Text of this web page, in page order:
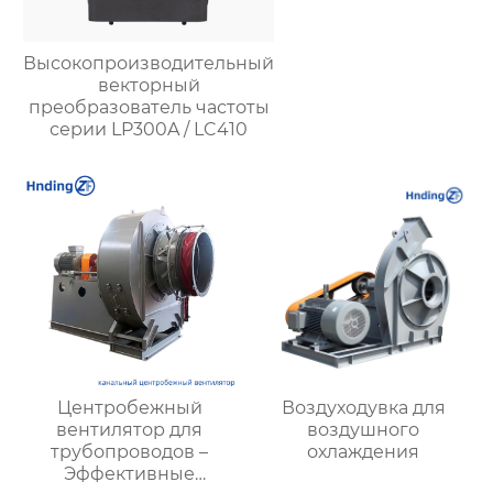
Высокопроизводительный
векторный
преобразователь частоты
серии LP300A / LC410
Центробежный
вентилятор для
трубопроводов –
Эффективные
Воздуходувка для
воздушного
охлаждения